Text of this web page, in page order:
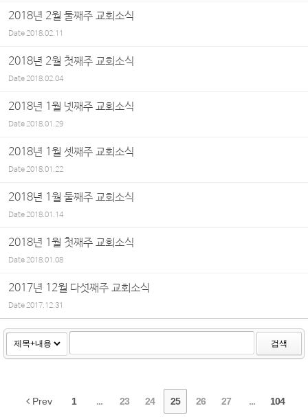
2018년 2월 둘째주 교회소식
Date2018.02.11
2018년 2월 첫째주 교회소식
Date2018.02.04
2018년 1월 넷째주 교회소식
Date2018.01.29
2018년 1월 셋째주 교회소식
Date2018.01.22
2018년 1월 둘째주 교회소식
Date2018.01.14
2018년 1월 첫째주 교회소식
Date2018.01.08
2017년 12월 다섯째주 교회소식
Date2017.12.31
검색
Prev 1 ... 23 24 25 26 27 ... 104